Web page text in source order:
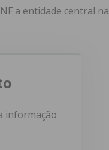
a entidade central na
informação